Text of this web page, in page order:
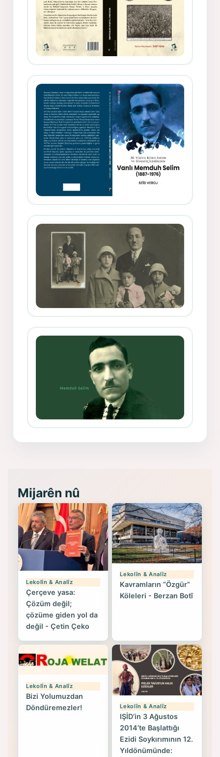
Rıfat - Seîd Veroj
(Hoybun)’un Kuruluş Çalışmaları- 8
Mijarên nû
Lekolîn & Analîz
Çerçeve yasa:
Çözüm değil;
çözüme giden yol da
değil - Çetin Çeko
Lekolîn & Analîz
Kavramların “Özgür”
Köleleri - Berzan Botî
Lekolîn & Analîz
Bizi Yolumuzdan
Döndüremezler!
Lekolîn & Analîz
IŞİD’in 3 Ağustos
2014’te Başlattığı
Ezidi Soykırımının 12.
Yıldönümünde: